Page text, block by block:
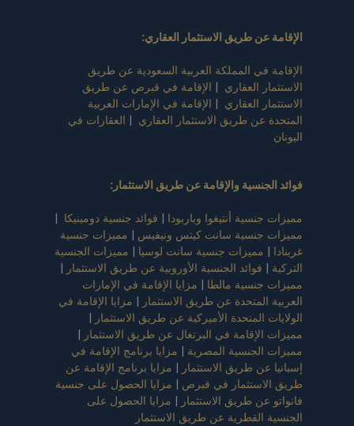
الإقامة عن طريق الاستثمار العقاري:
الإقامة في المملكة العربية السعودية عن طريق
الاستثمار العقاري | الإقامة في قبرص عن طريق
الاستثمار العقاري | الإقامة في الإمارات العربية
المتحدة عن طريق الاستثمار العقاري | العقارات في
اليونان
فوائد الجنسية والإقامة عن طريق الاستثمار :
مميزات جنسية أنتيغوا وباربودا | فوائد جنسية دومينيكا |
مميزات جنسية سانت كيتس ونيفيس | مميزات جنسية
غرينادا | مميزات جنسية سانت لوسيا | مميزات الجنسية
التركية | فوائد الجنسية الأوروبية عن طريق الاستثمار |
مميزات جنسية مالطا | مزايا الإقامة في الإمارات
العربية المتحدة عن طريق الاستثمار | مزايا الإقامة في
الولايات المتحدة الأميركية عن طريق الاستثمار |
مميزات الإقامة في البرتغال عن طريق الاستثمار |
مميزات الجنسية المصرية | مزايا برنامج الإقامة في
إسبانيا عن طريق الاستثمار | مزايا برنامج الإقامة عن
طريق الاستثمار في قبرص | مزايا الحصول على جنسية
فانواتو عن طريق الاستثمار | مزايا الحصول على
الجنسية القطرية عن طريق الاستثمار